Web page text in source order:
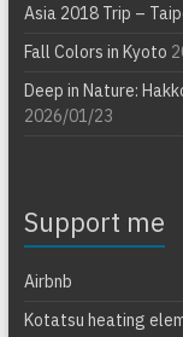
Asia 2018 Trip –
Fall Colors in Kyoto
Deep in Nature:
2026/01/23
Support me
Airbnb
Kotatsu heating